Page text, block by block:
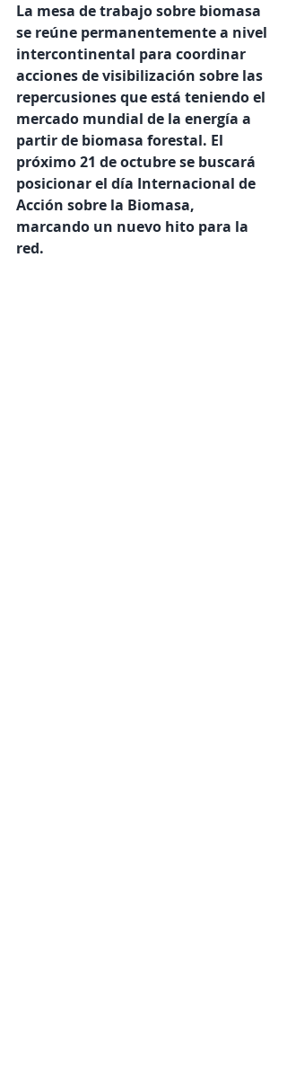
La mesa de trabajo sobre biomasa
se reúne permanentemente a nivel
intercontinental para coordinar
acciones de visibilización sobre las
repercusiones que está teniendo el
mercado mundial de la energía a
partir de biomasa forestal. El
próximo 21 de octubre se buscará
posicionar el día Internacional de
Acción sobre la Biomasa,
marcando un nuevo hito para la
red.